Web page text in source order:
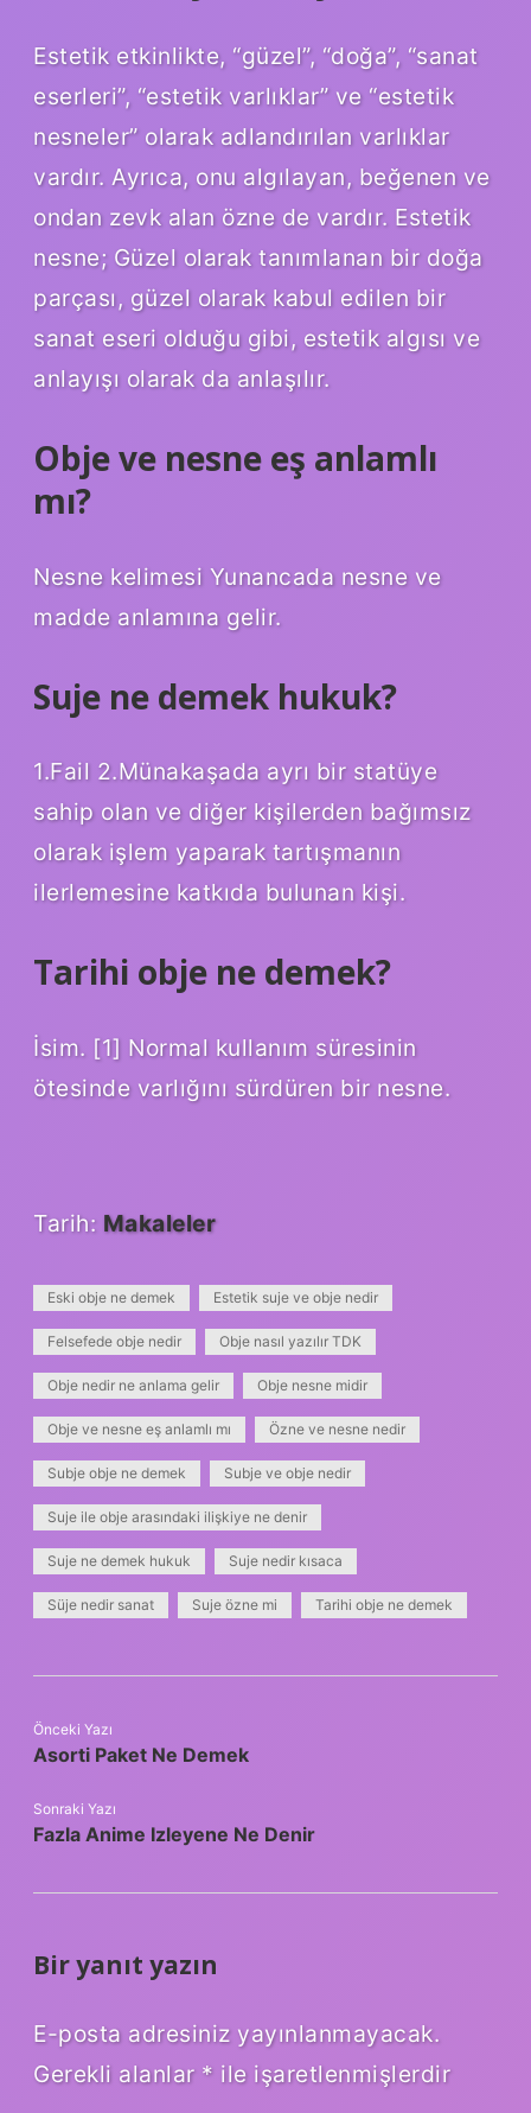
Estetik etkinlikte, “güzel”, “doğa”, “sanat
eserleri”, “estetik varlıklar” ve “estetik
nesneler” olarak adlandırılan varlıklar
vardır. Ayrıca, onu algılayan, beğenen ve
ondan zevk alan özne de vardır. Estetik
nesne; Güzel olarak tanımlanan bir doğa
parçası, güzel olarak kabul edilen bir
sanat eseri olduğu gibi, estetik algısı ve
anlayışı olarak da anlaşılır.
Obje ve nesne eş anlamlı
mı?
Nesne kelimesi Yunancada nesne ve
madde anlamına gelir.
Suje ne demek hukuk?
1.Fail 2.Münakaşada ayrı bir statüye
sahip olan ve diğer kişilerden bağımsız
olarak işlem yaparak tartışmanın
ilerlemesine katkıda bulunan kişi.
Tarihi obje ne demek?
İsim. [1] Normal kullanım süresinin
ötesinde varlığını sürdüren bir nesne.
Tarih: Makaleler
Eski obje ne demek Estetik suje ve obje nedir
Felsefede obje nedir Obje nasıl yazılır TDK
Obje nedir ne anlama gelir Obje nesne midir
Obje ve nesne eş anlamlı mı Özne ve nesne nedir
Subje obje ne demek Subje ve obje nedir
Suje ile obje arasındaki ilişkiye ne denir
Suje ne demek hukuk Suje nedir kısaca
Süje nedir sanat Suje özne mi Tarihi obje ne demek
Önceki Yazı
Asorti Paket Ne Demek
Sonraki Yazı
Fazla Anime Izleyene Ne Denir
Bir yanıt yazın
E-posta adresiniz yayınlanmayacak.
Gerekli alanlar * ile işaretlenmişlerdir